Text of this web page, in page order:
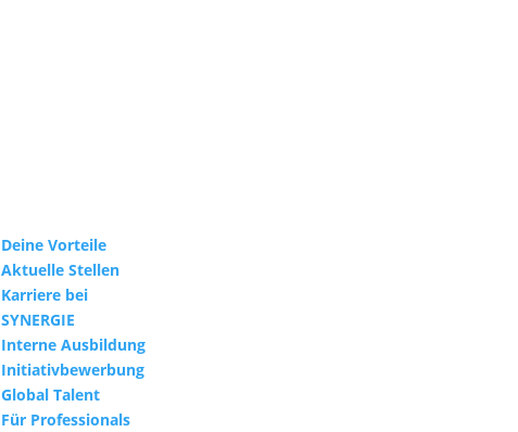
Deine Vorteile
Aktuelle Stellen
Karriere bei
SYNERGIE
Interne Ausbildung
Initiativbewerbung
Global Talent
Für Professionals